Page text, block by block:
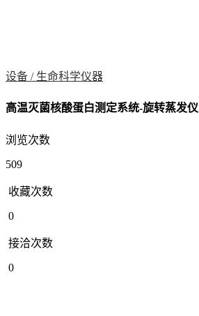
设备 / 生命科学仪器
高温灭菌核酸蛋白测定系统-旋转蒸发仪
浏览次数
509
收藏次数
0
接洽次数
0